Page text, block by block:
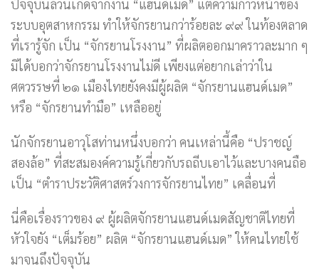
ปัจจุบันล้วนเกิดจากงาน “แฮนด์เมด” แต่ความก้าวหน้าของ
ระบบอุตสาหกรรม ทำให้จักรยานกว่าร้อยละ ๙๙ ในท้องตลาด
ที่เรารู้จัก เป็น “จักรยานโรงงาน” ที่ผลิตออกมาคราวละมาก ๆ
มิได้บอกว่าจักรยานโรงงานไม่ดี เพียงแต่อยากเล่าว่าใน
ศตวรรษที่ ๒๑ เมืองไทยยังคงมีผู้ผลิต “จักรยานแฮนด์เมด”
หรือ “จักรยานทำมือ” เหลืออยู่
นักจักรยานอาวุโสท่านหนึ่งบอกว่า คนเหล่านี้คือ “ปราชญ์
สองล้อ” ที่สะสมองค์ความรู้เกี่ยวกับรถถีบเอาไว้และบางคนถือ
เป็น “ตำราประวัติศาสตร์วงการจักรยานไทย” เคลื่อนที่
นี่คือเรื่องราวของ ๙ ผู้ผลิตจักรยานแฮนด์เมดสัญชาติไทยที่
หัวใจยัง “เต็มร้อย” ผลิต “จักรยานแฮนด์เมด” ให้คนไทยใช้
มาจนถึงปัจจุบัน